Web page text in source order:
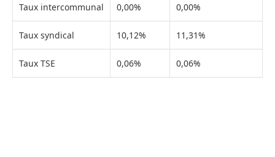
Taux intercommunal 0,00% 0,00%
Taux syndical 10,12% 11,31%
Taux TSE 0,06% 0,06%